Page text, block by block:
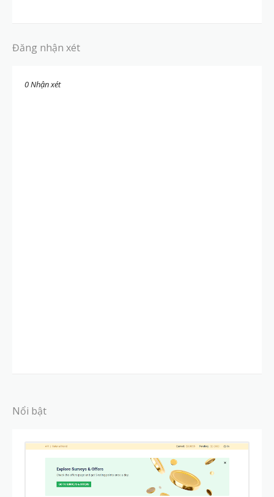
Đăng nhận xét
0 Nhận xét
Nổi bật